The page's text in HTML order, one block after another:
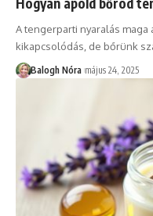
A tengerparti nyaralás
kikapcsolódás, de bőrünk
Balogh Nóra május 24, 2025